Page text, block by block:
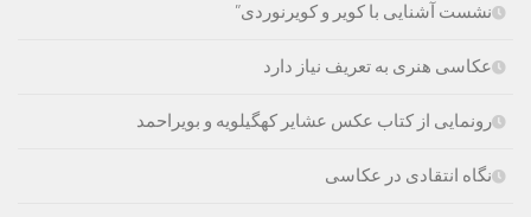
نشست آشنایی با کویر و کویرنوردی”
عکاسی هنری به تعریف نیاز دارد
رونمایی از کتاب عکس عشایر کهگیلویه و بویراحمد
نگاه انتقادی در عکاسی